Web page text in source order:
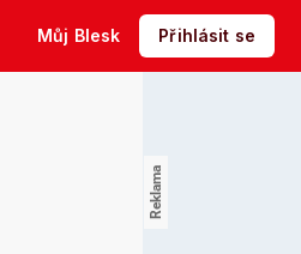
Můj Blesk Přihlásit se